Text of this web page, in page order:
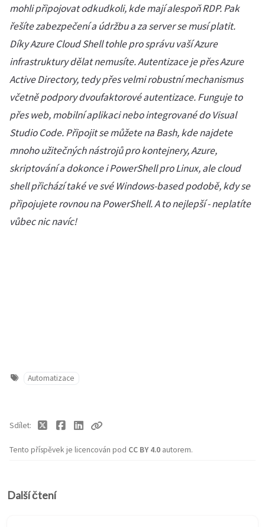
mohli připojovat odkudkoli, kde mají alespoň RDP. Pak
řešíte zabezpečení a údržbu a za server se musí platit.
Díky Azure Cloud Shell tohle pro správu vaší Azure
infrastruktury dělat nemusíte. Autentizace je přes Azure
Active Directory, tedy přes velmi robustní mechanismus
včetně podpory dvoufaktorové autentizace. Funguje to
přes web, mobilní aplikaci nebo integrované do Visual
Studio Code. Připojit se můžete na Bash, kde najdete
mnoho užitečných nástrojů pro kontejnery, Azure,
skriptování a dokonce i PowerShell pro Linux, ale cloud
shell přichází také ve své Windows-based podobě, kdy se
připojujete rovnou na PowerShell. A to nejlepší - neplatíte
vůbec nic navíc!
Automatizace
Tento příspěvek je licencován pod CC BY 4.0 autorem.
Sdílet
Další čtení